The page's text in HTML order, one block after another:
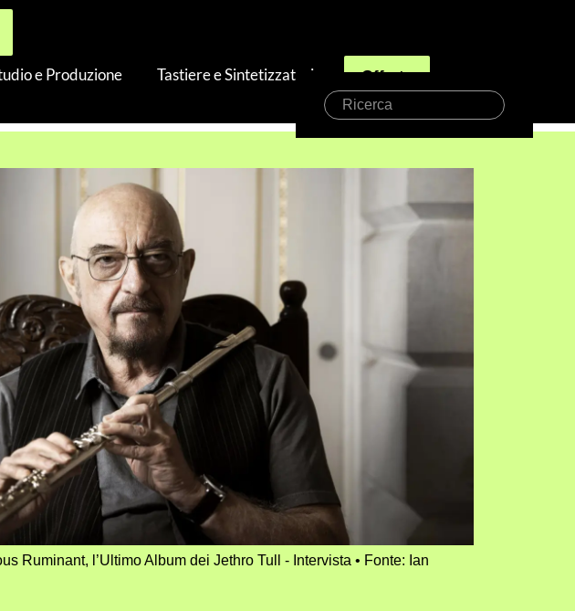
e Produzione Tastiere e Sintetizzatori Offerte
Ricerca
Ruminant, l’Ultimo Album dei Jethro Tull - Intervista
Fonte: Ian